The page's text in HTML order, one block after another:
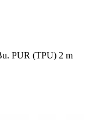
PUR (TPU) 2 m